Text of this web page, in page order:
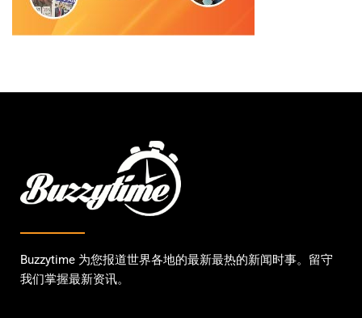
Buzzytime 为您报道世界各地的最新最热的新闻时事。留守
我们掌握最新资讯。